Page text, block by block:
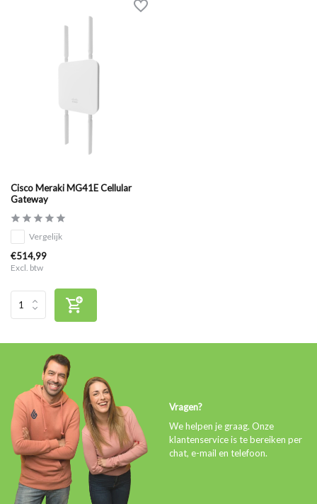
Cisco Meraki MG41E Cellular
Gateway
Vergelijk
€514,99
Excl. btw
Vragen?
We helpen je graag. Onze
klantenservice is te bereiken per
chat, e-mail en telefoon.